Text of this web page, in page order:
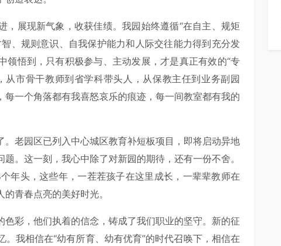
，展现新气象，收获佳绩。我园始终遵循“在自主、规矩
、规则意识、自我保护能力和人际交往能力得到充分发
领悟到，只有积极参与、主动发展，才是真正有效的“专
从市骨干教师到省学科带头人，从保教主任到业务副园
一个角落都有我喜怒哀乐的痕迹，每一间教室都有我的
老园区已列入中心城区教育补短板项目，即将启动异地
。这一刻，我心中除了对新园的期待，还有一份不舍。
年头，这些年，一茬茬孩子在这里成长，一辈辈教师在
青春点亮的美好时光。
彩，他们执着的信念，铸成了我们职业的坚守。新的征
我相信在“幼有所育、幼有优育”的时代召唤下，相信在